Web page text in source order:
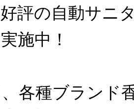
評の自動サニ
施中！
各種ブランド